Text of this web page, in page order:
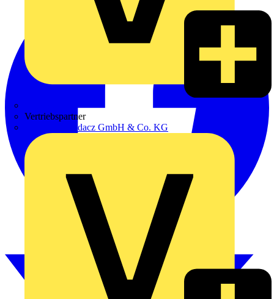
Vertriebspartner
Adalbert Zajadacz GmbH & Co. KG